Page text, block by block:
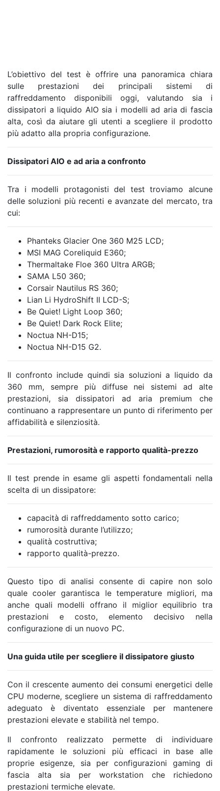
L’obiettivo del test è offrire una panoramica chiara
sulle prestazioni dei principali sistemi di
raffreddamento disponibili oggi, valutando sia i
dissipatori a liquido AIO sia i modelli ad aria di fascia
alta, così da aiutare gli utenti a scegliere il prodotto
più adatto alla propria configurazione.
Dissipatori AIO e ad aria a confronto
Tra i modelli protagonisti del test troviamo alcune
delle soluzioni più recenti e avanzate del mercato, tra
cui:
Phanteks Glacier One 360 M25 LCD;
MSI MAG Coreliquid E360;
Thermaltake Floe 360 Ultra ARGB;
SAMA L50 360;
Corsair Nautilus RS 360;
Lian Li HydroShift II LCD-S;
Be Quiet! Light Loop 360;
Be Quiet! Dark Rock Elite;
Noctua NH-D15;
Noctua NH-D15 G2.
Il confronto include quindi sia soluzioni a liquido da
360 mm, sempre più diffuse nei sistemi ad alte
prestazioni, sia dissipatori ad aria premium che
continuano a rappresentare un punto di riferimento per
affidabilità e silenziosità.
Prestazioni, rumorosità e rapporto qualità-prezzo
Il test prende in esame gli aspetti fondamentali nella
scelta di un dissipatore:
capacità di raffreddamento sotto carico;
rumorosità durante l’utilizzo;
qualità costruttiva;
rapporto qualità-prezzo.
Questo tipo di analisi consente di capire non solo
quale cooler garantisca le temperature migliori, ma
anche quali modelli offrano il miglior equilibrio tra
prestazioni e costo, elemento decisivo nella
configurazione di un nuovo PC.
Una guida utile per scegliere il dissipatore giusto
Con il crescente aumento dei consumi energetici delle
CPU moderne, scegliere un sistema di raffreddamento
adeguato è diventato essenziale per mantenere
prestazioni elevate e stabilità nel tempo.
Il confronto realizzato permette di individuare
rapidamente le soluzioni più efficaci in base alle
proprie esigenze, sia per configurazioni gaming di
fascia alta sia per workstation che richiedono
prestazioni termiche elevate.